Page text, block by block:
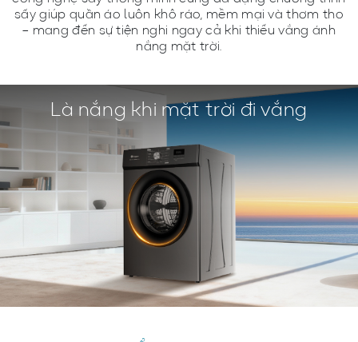
sấy giúp quần áo luôn khô ráo, mềm mại và thơm tho
– mang đến sự tiện nghi ngay cả khi thiếu vắng ánh
nắng mặt trời.
Là nắng khi mặt trời đi vắng